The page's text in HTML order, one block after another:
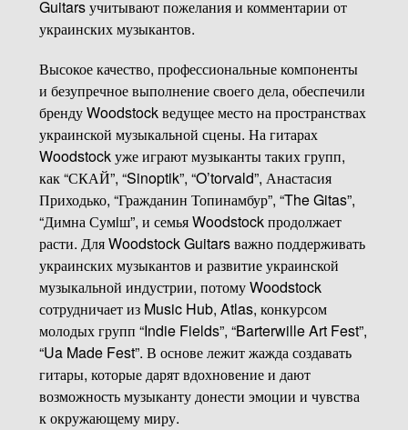
Guitars учитывают пожелания и комментарии от
украинских музыкантов.
Высокое качество, профессиональные компоненты
и безупречное выполнение своего дела, обеспечили
бренду Woodstock ведущее место на пространствах
украинской музыкальной сцены. На гитарах
Woodstock уже играют музыканты таких групп,
как “СКАЙ”, “Sinoptik”, “O’torvald”, Анастасия
Приходько, “Гражданин Топинамбур”, “The Gitas”,
“Димна Сумiш”, и семья Woodstock продолжает
расти. Для Woodstock Guitars важно поддерживать
украинских музыкантов и развитие украинской
музыкальной индустрии, потому Woodstock
сотрудничает из Music Hub, Atlas, конкурсом
молодых групп “Indie Fields”, “Barterwille Art Fest”,
“Ua Made Fest”. В основе лежит жажда создавать
гитары, которые дарят вдохновение и дают
возможность музыканту донести эмоции и чувства
к окружающему миру.